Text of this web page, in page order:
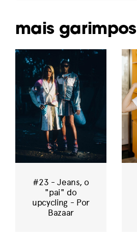
mais garimpos
#23 - Jeans, o
"pai" do
upcycling - Por
Bazaar